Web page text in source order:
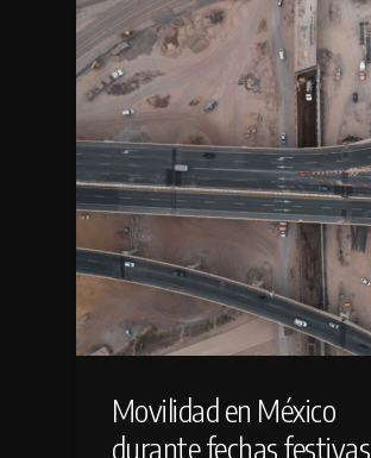
Movilidad en México
durante fechas festivas